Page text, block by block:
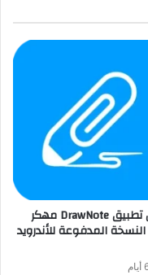
تحميل تطبيق DrawNote مهكر
2026 النسخة المدفوعة للأندرويد